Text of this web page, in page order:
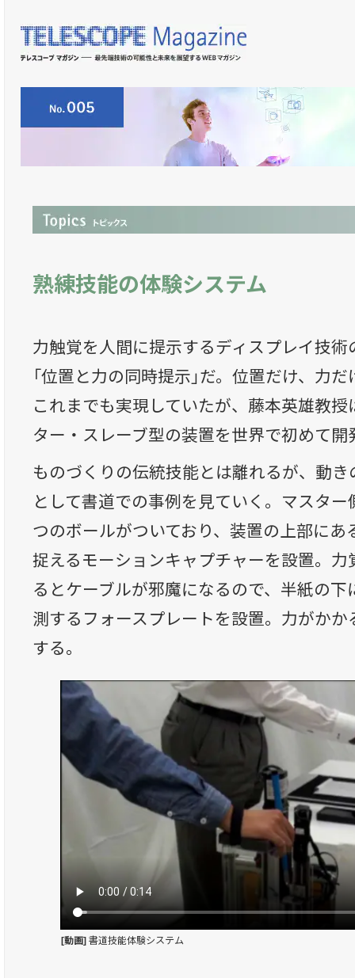
熟練技能の体験システム
力触覚を人間に提示するディスプレイ技
「位置と力の同時提示」だ。位置だけ、力
これまでも実現していたが、藤本英雄教
ター・スレーブ型の装置を世界で初めて開
ものづくりの伝統技能とは離れるが、動
として書道での事例を見ていく。マスタ
つのボールがついており、装置の上部にあ
捉えるモーションキャプチャーを設置。
るとケーブルが邪魔になるので、半紙の下
測するフォースプレートを設置。力がか
する。
[動画] 書道技能体験システム